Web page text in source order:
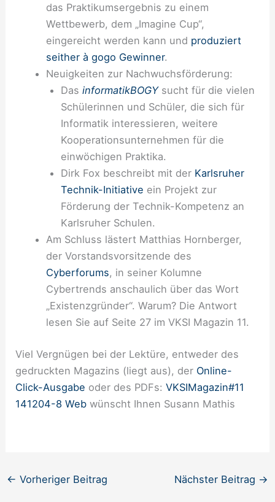
das Praktikumsergebnis zu einem
Wettbewerb, dem „Imagine Cup“,
eingereicht werden kann und produziert
seither à gogo Gewinner.
Neuigkeiten zur Nachwuchsförderung:
DasinformatikBOGYsucht für die vielen
Schülerinnen und Schüler, die sich für
Informatik interessieren, weitere
Kooperationsunternehmen für die
einwöchigen Praktika.
Dirk Fox beschreibt mit der Karlsruher
Technik-Initiative ein Projekt zur
Förderung der Technik-Kompetenz an
Karlsruher Schulen.
Am Schluss lästert Matthias Hornberger,
der Vorstandsvorsitzende des
Cyberforums, in seiner Kolumne
Cybertrends anschaulich über das Wort
„Existenzgründer“. Warum? Die Antwort
lesen Sie auf Seite 27 im VKSI Magazin 11.
Viel Vergnügen bei der Lektüre, entweder des
gedruckten Magazins (liegt aus), der Online-
Click-Ausgabe oder des PDFs:VKSIMagazin#11
141204-8 Web wünscht Ihnen Susann Mathis
← Vorheriger Beitrag Nächster Beitrag →